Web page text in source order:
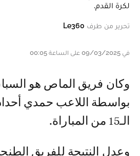
لكرة القدم.
تحرير من طرف Le360
في 09/03/2025 على الساعة 00:05
وكان فريق الماص هو السباق إلى التسجيل
بواسطة اللاعب حمدي
الـ15 من المباراة.
وعدل النتيجة للفريق